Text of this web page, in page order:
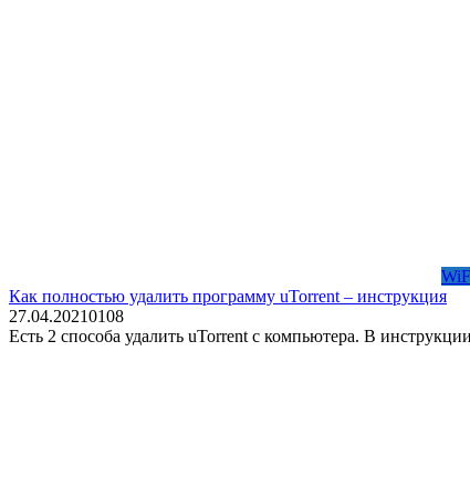
Как полностью удалить программу uTorrent – инструкция
27.04.20210108
Есть 2 способа удалить uTorrent с компьютера. В